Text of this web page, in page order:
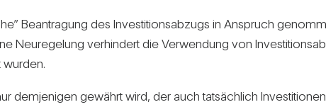
Bean­tra­gung des Inves­ti­ti­ons­ab­zugs in Anspruch
Neu­re­ge­lung ver­hin­dert die Ver­wen­dung von
dem­je­nigen gewährt wird, der auch tat­säch­lich